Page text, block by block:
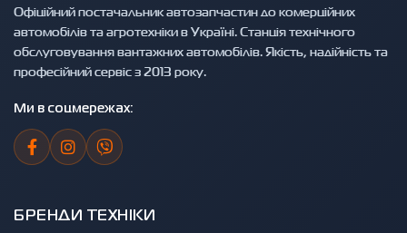
Офіційний постачальник автозапчастин до комерційних
автомобілів та агротехніки в Україні. Станція технічного
обслуговування вантажних автомобілів. Якість, надійність та
професійний сервіс з 2013 року.
Ми в соцмережах:
БРЕНДИ ТЕХНІКИ